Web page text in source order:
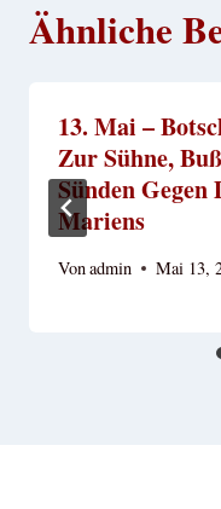
Ähnliche
13. Mai –
Zur Sühne,
Sünden Gegen
Mariens
Vonadmin Mai 13,